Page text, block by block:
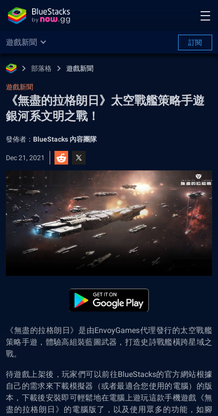
遊戲新聞 訂閱
部落格 遊戲新聞
遊戲新聞
《無盡的拉格朗日》太空戰艦策略手遊
銀河系文明之戰！
發佈者： BlueStacks 內容團隊
Dec 21, 2021
《無盡的拉格朗日》是由EnvoyGames代理發行的太空戰艦
策略手遊，體驗高組裝藍圖武器，打造史詩戰艦橫跨星域之
戰。
待遊戲上架後，玩家們可以前往BlueStacks的官方網站根據
自己的需求來下載模擬器（或者最適合您使用的電腦）的版
本，下載後安裝即可輕鬆地在電腦上遊玩這款手機遊戲《無
盡的拉格朗日》的電腦版了 ，以及使用眾多的功能，如腳